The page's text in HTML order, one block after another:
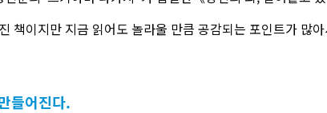
책이지만 지금 읽어도 놀라울 만큼 공감되는 포인트가 많
들어진다.